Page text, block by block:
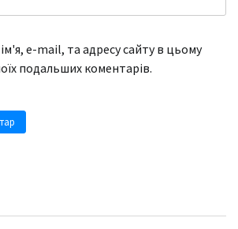
e-mail, та адресу сайту в цьому
подальших коментарів.